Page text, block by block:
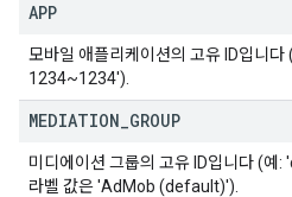
APP
모바일 애플리케이션의 고유 ID입니
1234~1234').
MEDIATION GROUP
미디에이션 그룹의 고유 ID입니다 (
라벨 값은 'AdMob (default)').